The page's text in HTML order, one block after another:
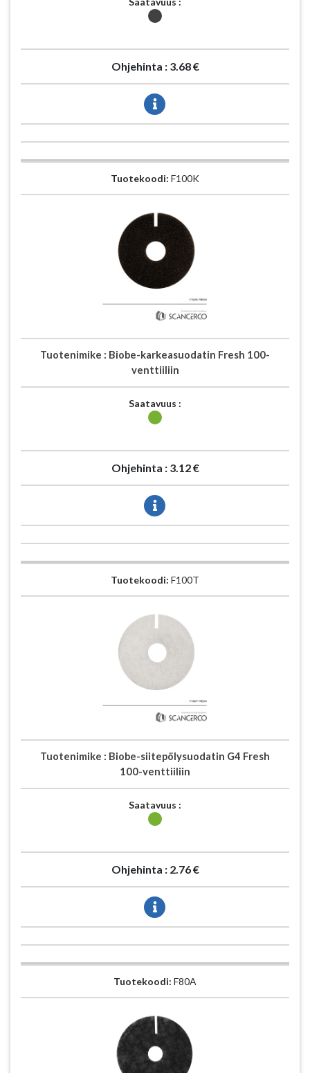
Ohjehinta : 3.68 €
Tuotekoodi: F100K
Tuotenimike : Biobe-karkeasuodatin Fresh 100-
venttiiliin
Saatavuus :
Ohjehinta : 3.12 €
Tuotekoodi: F100T
Tuotenimike : Biobe-siitepölysuodatin G4 Fresh
100-venttiiliin
Saatavuus :
Ohjehinta : 2.76 €
Tuotekoodi: F80A